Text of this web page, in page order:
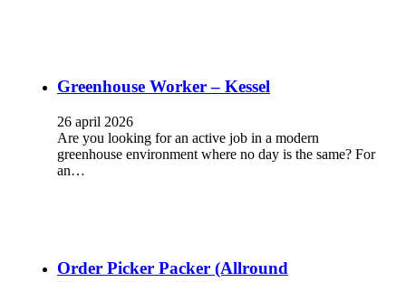
Greenhouse Worker – Kessel
26 april 2026
Are you looking for an active job in a modern
greenhouse environment where no day is the same? For
an…
Order Picker Packer (Allround